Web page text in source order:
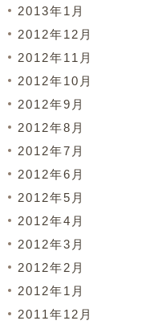
2013年1月
2012年12月
2012年11月
2012年10月
2012年9月
2012年8月
2012年7月
2012年6月
2012年5月
2012年4月
2012年3月
2012年2月
2012年1月
2011年12月